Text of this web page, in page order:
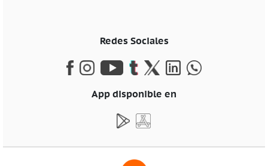
Redes Sociales
App disponible en